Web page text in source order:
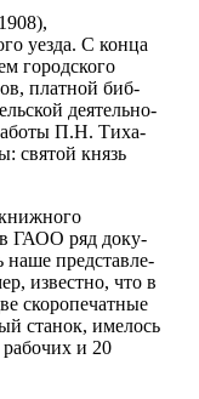
уезда. С конца
городского
платной биб-
деятельно-
П.Н. Тиха-
святой князь
ГАОО ряд доку-
наше представле-
известно, что в
скоропечатные
станок, имелось
и 20